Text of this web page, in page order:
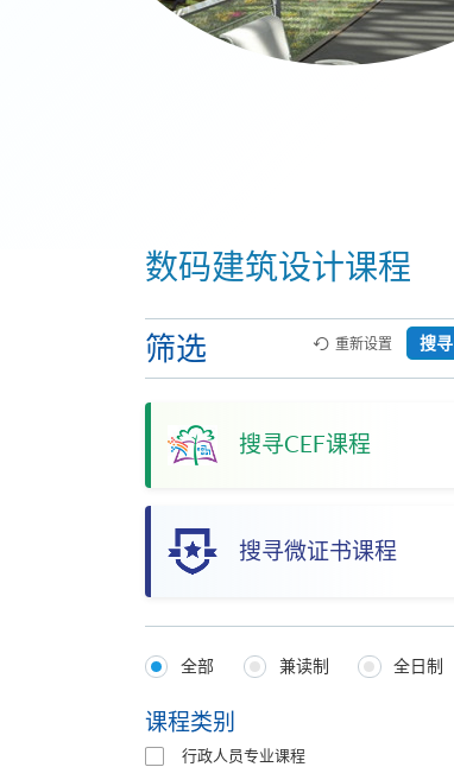
数码建筑设计课程
筛选
搜寻CEF课程
搜寻微证书课程
重新设置 搜寻
Programmes
Type
全部 兼读制 全日制
课程类别
行政人员专业课程